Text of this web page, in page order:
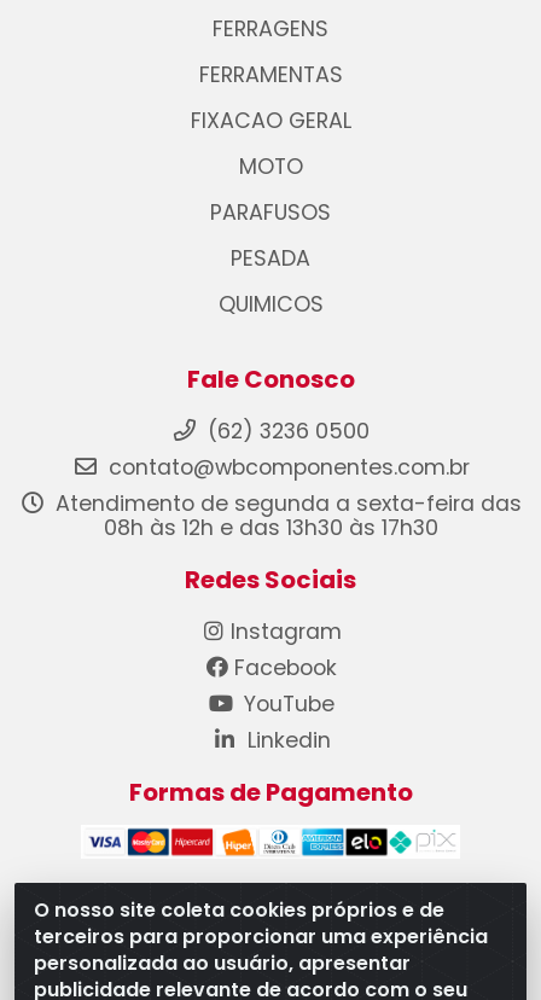
O nosso site coleta cookies próprios e de
terceiros para proporcionar uma experiência
personalizada ao usuário, apresentar
publicidade relevante de acordo com o seu
FERRAGENS
FERRAMENTAS
FIXACAO GERAL
MOTO
PARAFUSOS
PESADA
QUIMICOS
Fale Conosco
(62) 3236 0500
contato@wbcomponentes.com.br
Atendimento de segunda a sexta-feira das
08h às 12h e das 13h30 às 17h30
Redes Sociais
Instagram
Facebook
YouTube
Linkedin
Formas de Pagamento
WB Componentes Automotivos LTDA - CNPJ
08.528.393/0001-12 - Rua do Níquel, 667 - Parque
Oeste Industrial, Goiânia/GO - CEP 74375-660